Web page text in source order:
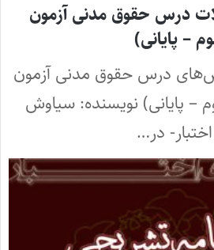
درس حقوق مدنی آزمون
درس حقوق مدنی آزمون
سوم – پایانی) نویسنده: سیاوش
در…